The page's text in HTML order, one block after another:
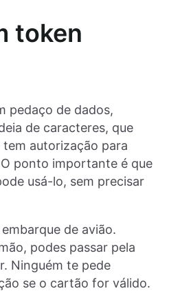
token
pedaço de dados,
de caracteres, que
autorização para
ponto importante é que
usá-lo, sem precisar
de avião.
podes passar pela
Ninguém te pede
se o cartão for válido.